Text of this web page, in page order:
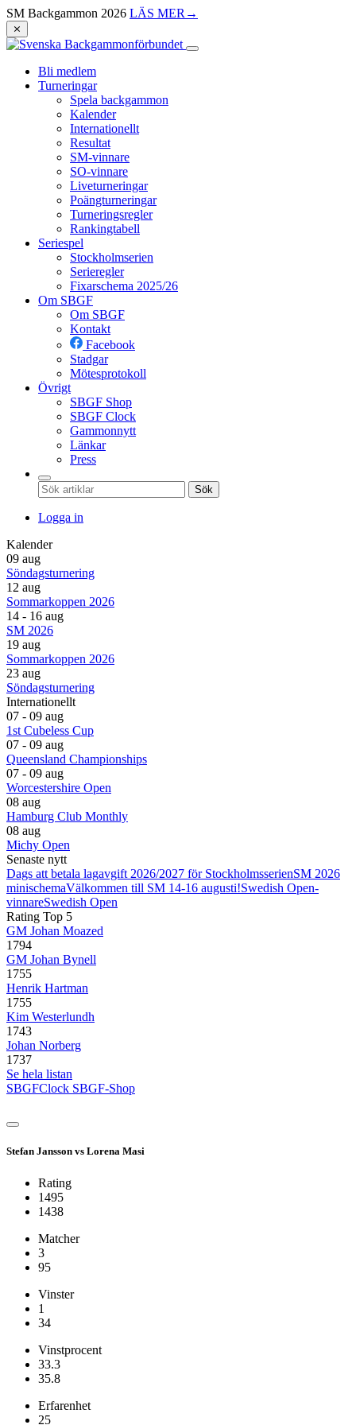
SM Backgammon 2026 LÄS MER →
⨯
Bli medlem
Turneringar
Spela backgammon
Kalender
Internationellt
Resultat
SM-vinnare
SO-vinnare
Liveturneringar
Poängturneringar
Turneringsregler
Rankingtabell
Seriespel
Stockholmserien
Serieregler
Fixarschema 2025/26
Om SBGF
Om SBGF
Kontakt
Facebook
Stadgar
Mötesprotokoll
Övrigt
SBGF Shop
SBGF Clock
Gammonnytt
Länkar
Press
Sök
Logga in
Kalender
09 aug
Söndagsturnering
12 aug
Sommarkoppen 2026
14 - 16 aug
SM 2026
19 aug
Sommarkoppen 2026
23 aug
Söndagsturnering
Internationellt
07 - 09 aug
1st Cubeless Cup
07 - 09 aug
Queensland Championships
07 - 09 aug
Worcestershire Open
08 aug
Hamburg Club Monthly
08 aug
Michy Open
Senaste nytt
Dags att betala lagavgift 2026/2027 för StockholmsserienSM 2026
minischemaVälkommen till SM 14-16 augusti!Swedish Open-
vinnareSwedish Open
Rating Top 5
GM Johan Moazed
1794
GM Johan Bynell
1755
Henrik Hartman
1755
Kim Westerlundh
1743
Johan Norberg
1737
Se hela listan
SBGFClock SBGF-Shop
Stefan Jansson vs Lorena Masi
Rating
1495
1438
Matcher
3
95
Vinster
1
34
Vinstprocent
33.3
35.8
Erfarenhet
25